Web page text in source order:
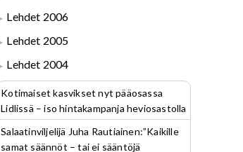
Lehdet 2006
Lehdet 2005
Lehdet 2004
Kotimaiset kasvikset nyt pääosassa
Lidlissä – iso hintakampanja heviosastolla
Salaatinviljelijä Juha Rautiainen:”Kaikille
samat säännöt – tai ei sääntöjä